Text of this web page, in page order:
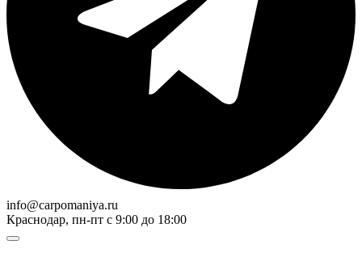
info@carpomaniya.ru
Краснодар, пн-пт с 9:00 до 18:00